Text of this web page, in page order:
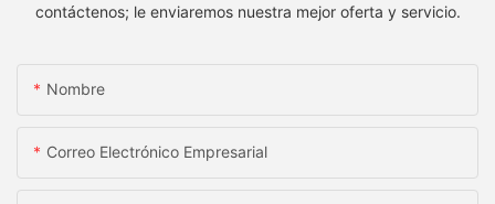
contáctenos; le enviaremos nuestra mejor oferta y servicio.
Nombre
Correo Electrónico Empresarial